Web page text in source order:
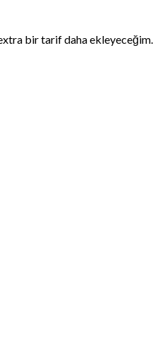
bir tarif daha ekleyeceğim…